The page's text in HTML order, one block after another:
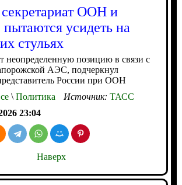
ООН и
усидеть на
стульях
неопределенную позицию в связи с
АЭС, подчеркнул
России при ООН
\Политика Источник: ТАСС
23:04
Наверх